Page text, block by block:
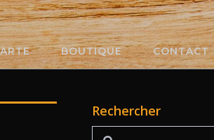
BOUTIQUE CONTACT
Rechercher
Rechercher